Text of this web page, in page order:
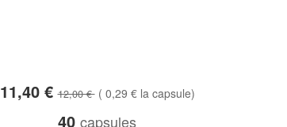
11,40 €12,00 € ( 0,29 € la capsule)
40 capsules